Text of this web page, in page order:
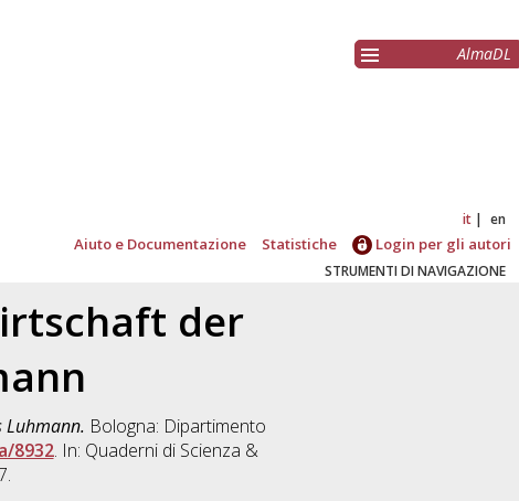
AlmaDL
it en
Aiuto e Documentazione Statistiche Login per gli autori
STRUMENTI DI NAVIGAZIONE
der
Luhmann. Bologna: Dipartimento
8932. In: Quaderni di Scienza &